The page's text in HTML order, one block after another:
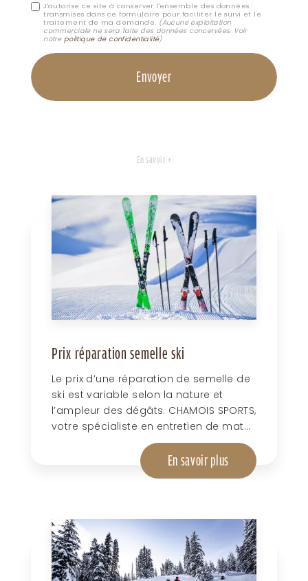
J'autorise ce site à conserver l'ensemble des données
transmises dans ce formulaire pour faciliter le suivi et le
traitement de ma demande. (Aucune exploitation
commerciale ne sera faite des données concervées. Voir
notre politique de confidentialité)
En savoir +
Prix réparation semelle ski
Le prix d’une réparation de semelle de
ski est variable selon la nature et
l’ampleur des dégâts. CHAMOIS SPORTS,
votre spécialiste en entretien de mat...
En savoir plus